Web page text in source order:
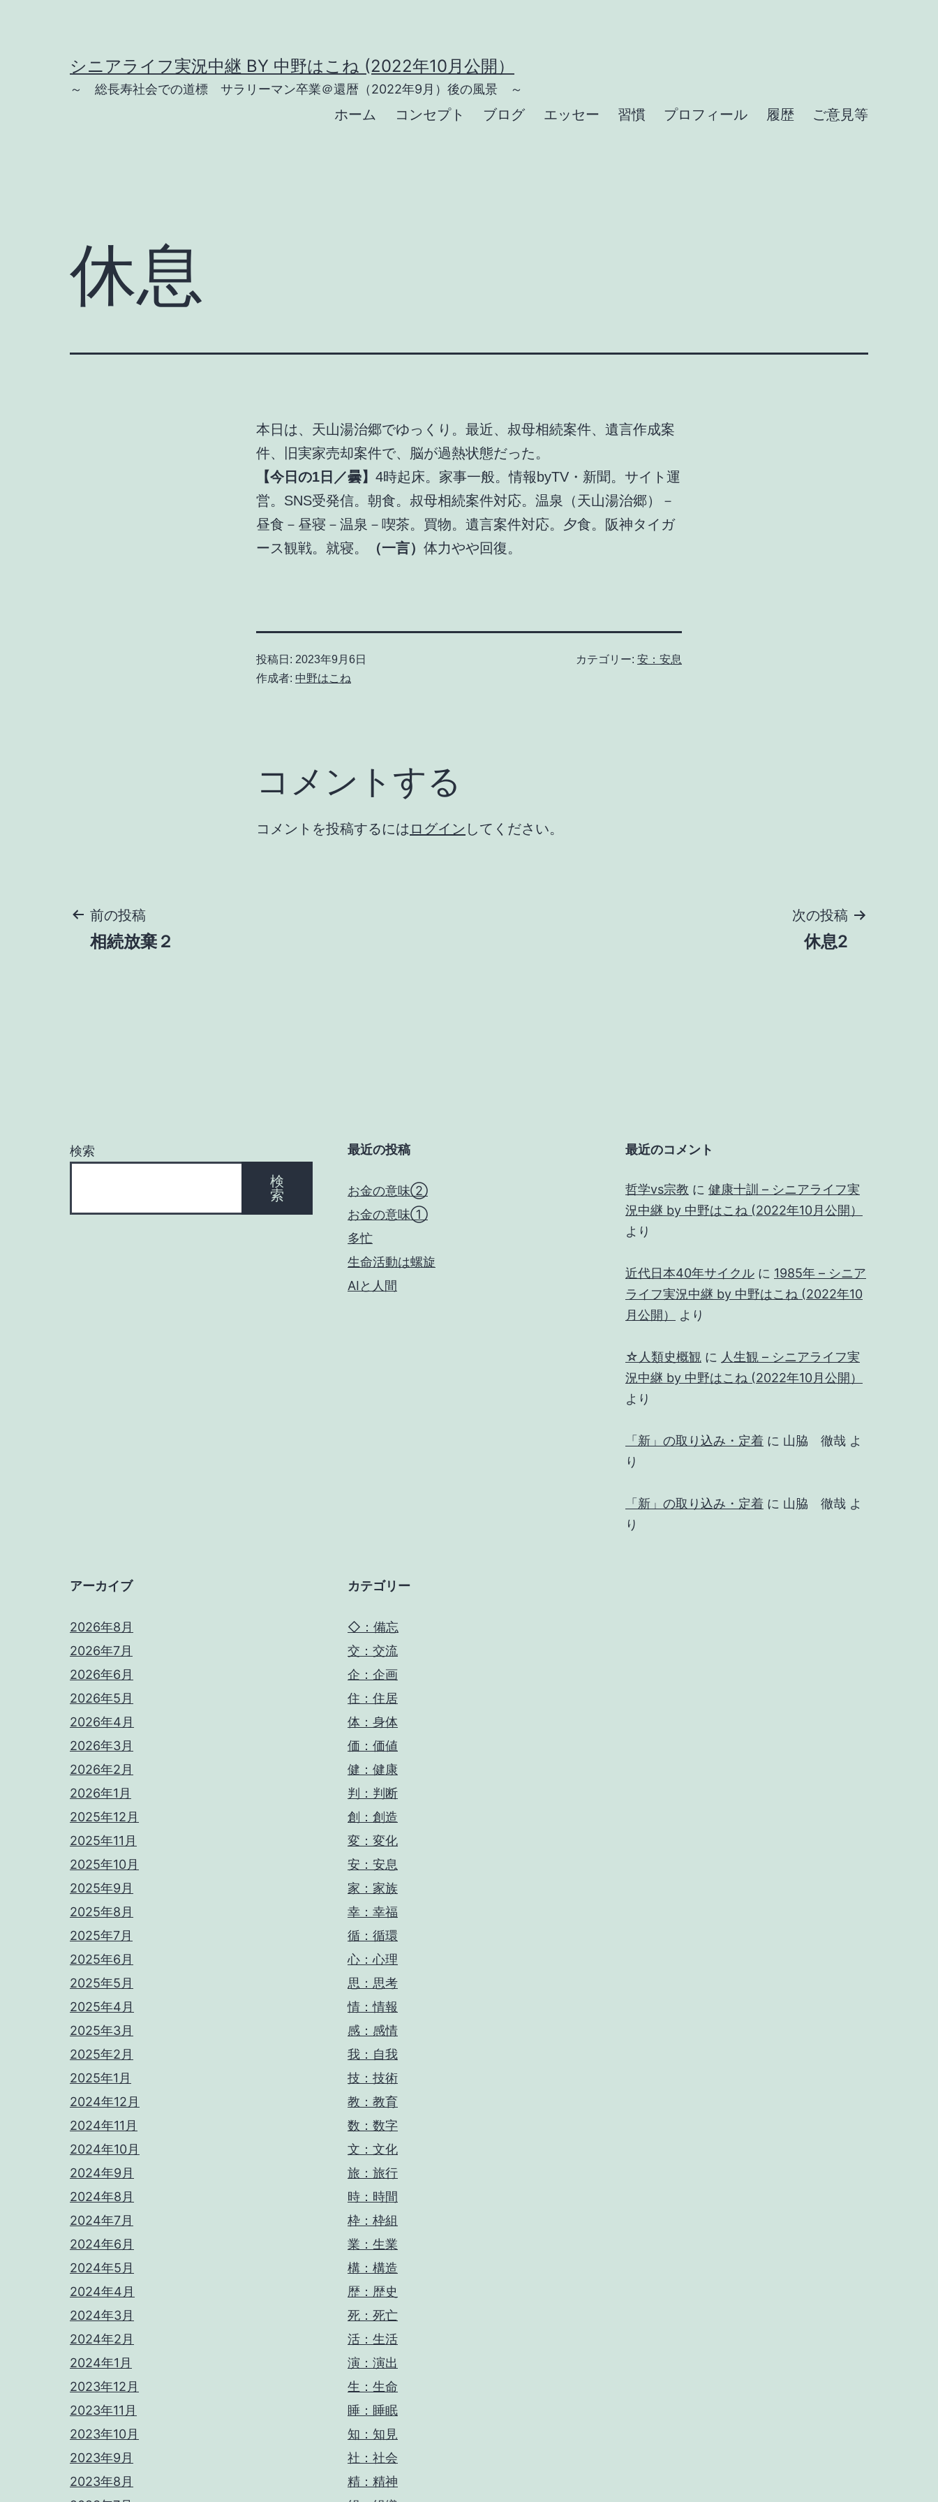
シニアライフ実況中継 BY 中野はこね (2022年10月公開）
～ 総長寿社会での道標 サラリーマン卒業＠還暦（2022年9月）後の風景 ～
ホーム コンセプト ブログ エッセー 習慣 プロフィール 履歴 ご意見等
休息
本日は、天山湯治郷でゆっくり。最近、叔母相続案件、遺言作成案
件、旧実家売却案件で、脳が過熱状態だった。
【今日の1日／曇】 4時起床。家事一般。情報byTV・新聞。サイト運
営。SNS受発信。朝食。叔母相続案件対応。温泉（天山湯治郷）－
昼食－昼寝－温泉－喫茶。買物。遺言案件対応。夕食。阪神タイガ
ース観戦。就寝。
（一言） 体力やや回復。
投稿日: 2023年9月6日
作成者: 中野はこね
カテゴリー: 安：安息
コメントする
コメントを投稿するには ログイン してください。
投
ー
ョ
前の投稿
相続放棄２
次の投稿
休息2
検索
検
索
最近の投稿
お金の意味②
お金の意味①
多忙
生命活動は螺旋
AIと人間
最近のコメント
哲学vs宗教 に 健康十訓 – シニアライフ実
況中継 by 中野はこね (2022年10月公開）
より
近代日本40年サイクル に 1985年 – シニア
ライフ実況中継 by 中野はこね (2022年10
月公開）
より
☆人類史概観 に 人生観 – シニアライフ実
況中継 by 中野はこね (2022年10月公開）
より
「新」の取り込み・定着 に 山脇 徹哉 よ
り
「新」の取り込み・定着 に 山脇 徹哉 よ
り
アーカイブ
2026年8月
2026年7月
2026年6月
2026年5月
2026年4月
2026年3月
2026年2月
2026年1月
2025年12月
2025年11月
2025年10月
2025年9月
2025年8月
2025年7月
2025年6月
2025年5月
2025年4月
2025年3月
2025年2月
2025年1月
2024年12月
2024年11月
2024年10月
2024年9月
2024年8月
2024年7月
2024年6月
2024年5月
2024年4月
2024年3月
2024年2月
2024年1月
2023年12月
2023年11月
2023年10月
2023年9月
2023年8月
カテゴリー
◇：備忘
交：交流
企：企画
住：住居
体：身体
価：価値
健：健康
判：判断
創：創造
変：変化
安：安息
家：家族
幸：幸福
循：循環
心：心理
思：思考
情：情報
感：感情
我：自我
技：技術
教：教育
数：数字
文：文化
旅：旅行
時：時間
枠：枠組
業：生業
構：構造
歴：歴史
死：死亡
活：生活
演：演出
生：生命
睡：睡眠
知：知見
社：社会
精：精神